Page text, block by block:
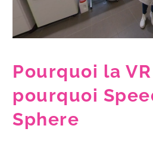
Pourquoi la
pourquoi
Sphere